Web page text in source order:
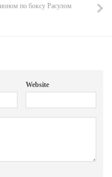
по боксу Расулом
Website